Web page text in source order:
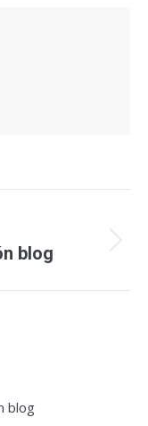
blog
blog